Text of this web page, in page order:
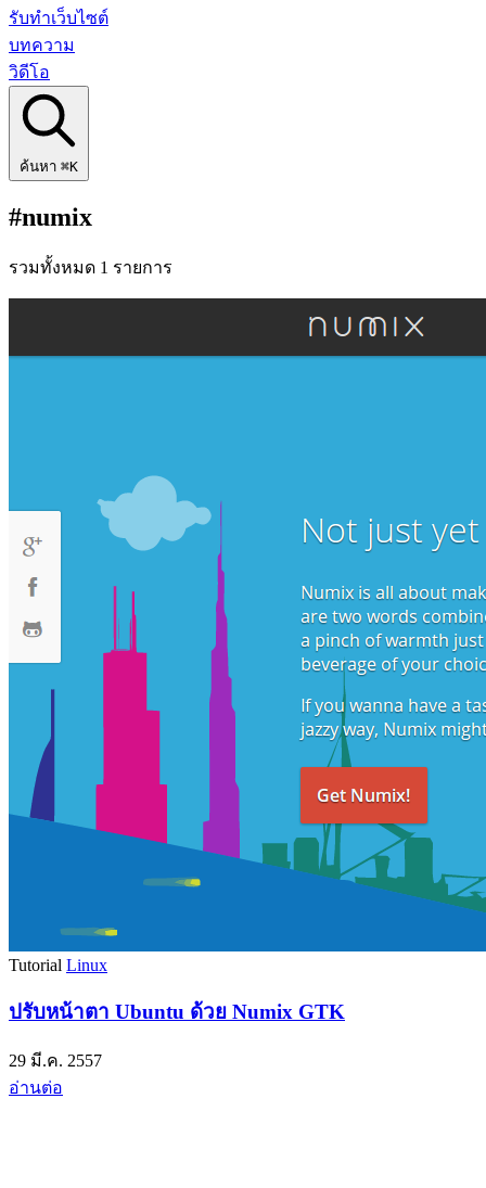
รับทำเว็บไซต์
บทความ
วิดีโอ
ค้นหา ⌘K
#numix
รวมทั้งหมด 1 รายการ
Tutorial Linux
ปรับหน้าตา Ubuntu ด้วย Numix GTK
29 มี.ค. 2557
อ่านต่อ